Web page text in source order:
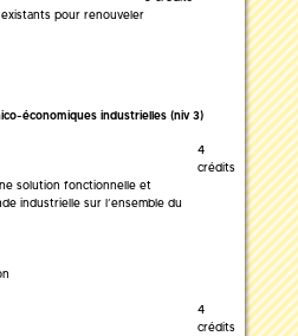
pour renouveler
économiques industrielles (niv 3)
4
crédits
solution fonctionnelle et
industrielle sur l’ensemble du
4
crédits